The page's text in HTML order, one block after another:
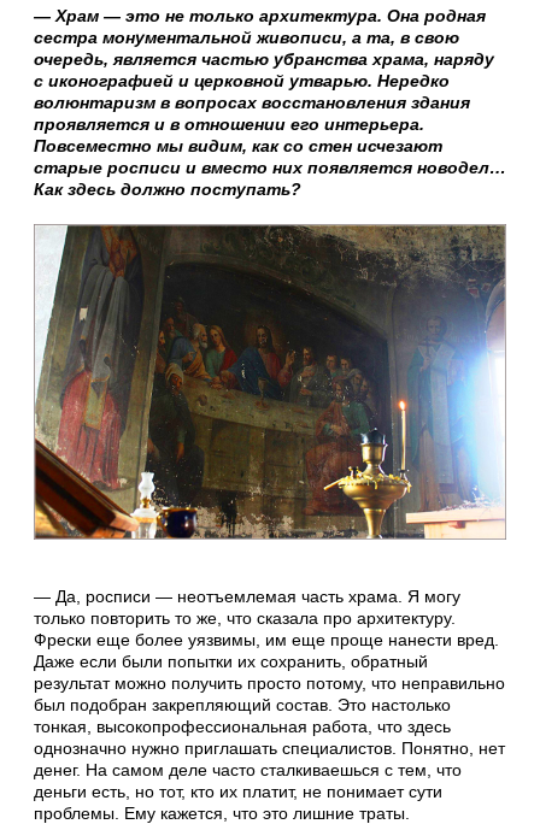
— Храм — это не только архитектура. Она родная
сестра монументальной живописи, а та, в свою
очередь, является частью убранства храма, наряду
с иконографией и церковной утварью. Нередко
волюнтаризм в вопросах восстановления здания
проявляется и в отношении его интерьера.
Повсеместно мы видим, как со стен исчезают
старые росписи и вместо них появляется новодел…
Как здесь должно поступать?
— Да, росписи — неотъемлемая часть храма. Я могу
только повторить то же, что сказала про архитектуру.
Фрески еще более уязвимы, им еще проще нанести вред.
Даже если были попытки их сохранить, обратный
результат можно получить просто потому, что неправильно
был подобран закрепляющий состав. Это настолько
тонкая, высокопрофессиональная работа, что здесь
однозначно нужно приглашать специалистов. Понятно, нет
денег. На самом деле часто сталкиваешься с тем, что
деньги есть, но тот, кто их платит, не понимает сути
проблемы. Ему кажется, что это лишние траты.